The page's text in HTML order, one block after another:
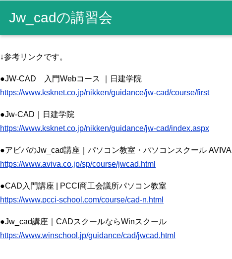
Jw_cadの講習会
↓参考リンクです。
●JW-CAD 入門Webコース ｜日建学院
https://www.ksknet.co.jp/nikken/guidance/jw-cad/course/first
●Jw-CAD｜日建学院
https://www.ksknet.co.jp/nikken/guidance/jw-cad/index.aspx
●アビバのJw_cad講座｜パソコン教室・パソコンスクール AVIVA
https://www.aviva.co.jp/sp/course/jwcad.html
●CAD入門講座 | PCCI商工会議所パソコン教室
https://www.pcci-school.com/course/cad-n.html
●Jw_cad講座｜CADスクールならWinスクール
https://www.winschool.jp/guidance/cad/jwcad.html